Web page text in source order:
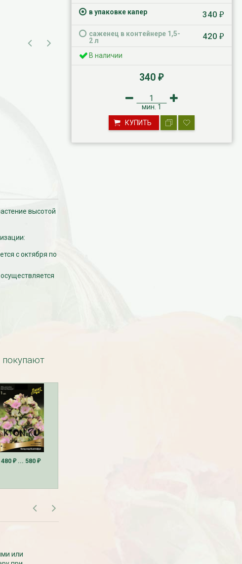
Рассада Земляника
декоративная в кашпо
d21
800
в упаковке капер 340 ₽
саженец в контейнере 1,5-
2 л
420 ₽
В наличии
340₽
мин. 1
КУПИТЬ
высотой
с октября по
480₽... 580₽
или